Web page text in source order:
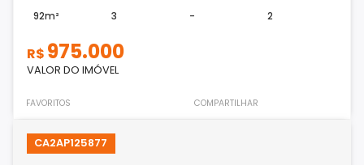
92m² 3 - 2
R$ 975.000
VALOR DO IMÓVEL
FAVORITOS COMPARTILHAR
CA2AP125877